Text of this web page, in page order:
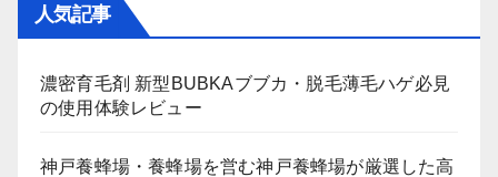
人気記事
濃密育毛剤 新型BUBKAブブカ・脱毛薄毛ハゲ必見
の使用体験レビュー
神戸養蜂場・養蜂場を営む神戸養蜂場が厳選した高